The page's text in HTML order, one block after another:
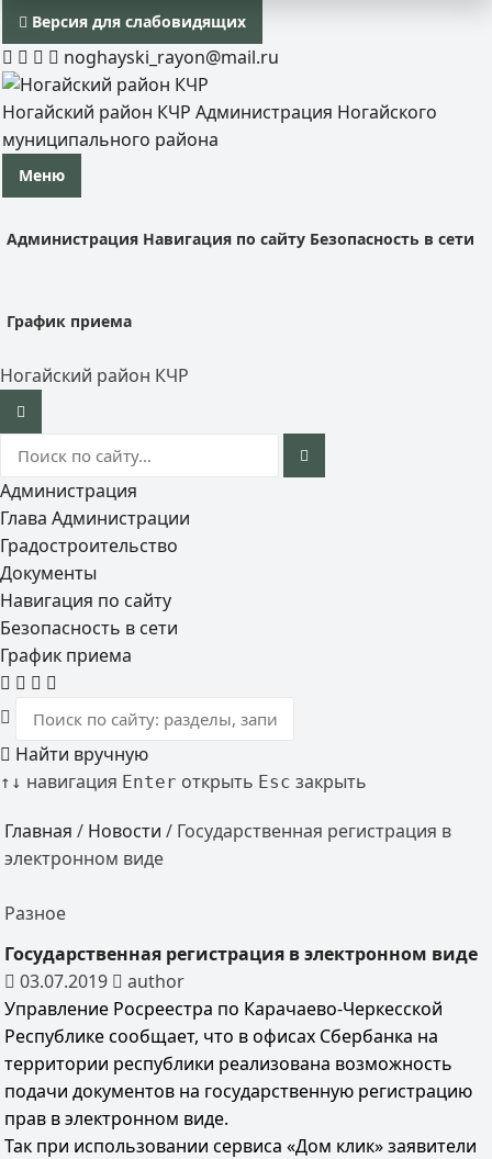
Версия для слабовидящих
noghayski_rayon@mail.ru
Ногайский район КЧР Администрация Ногайского
муниципального района
Меню
Администрация Навигация по сайту Безопасность в сети
График приема
Ногайский район КЧР
Администрация
Глава Администрации
Градостроительство
Документы
Навигация по сайту
Безопасность в сети
График приема
Найти вручную
↑ ↓ навигация Enter открыть Esc закрыть
Главная / Новости / Государственная регистрация в
электронном виде
Разное
Государственная регистрация в электронном виде
03.07.2019
author
Управление Росреестра по Карачаево-Черкесской
Республике сообщает, что в офисах Сбербанка на
территории республики реализована возможность
подачи документов на государственную регистрацию
прав в электронном виде.
Так при использовании сервиса «Дом клик» заявители